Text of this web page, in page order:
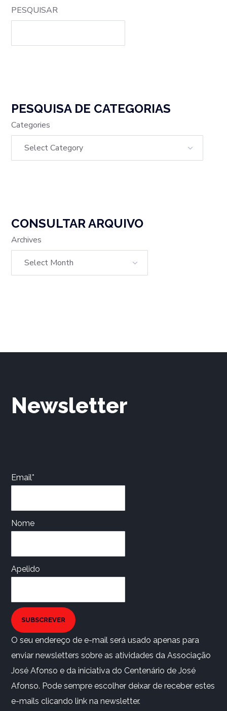
PESQUISAR
PESQUISA DE CATEGORIAS
Categories
CONSULTAR ARQUIVO
Archives
Newsletter
Email*
Nome
Apelido
SUBSCREVER
O seu endereço de e-mail será usado apenas para
enviar newsletters sobre as atividades da Associação
José Afonso e da iniciativa do Centenário de José
Afonso. Pode sempre escolher deixar de receber estes
e-mails clicando link na newsletter.